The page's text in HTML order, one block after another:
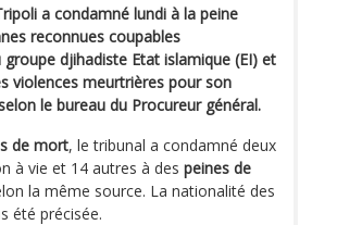
a condamné lundi à la peine
reconnues coupables
groupe djihadiste Etat islamique (EI) et
violences meurtrières pour son
le bureau du Procureur général.
de mort, le tribunal a condamné deux
à vie et 14 autres à des peines de
la même source. La nationalité des
été précisée.